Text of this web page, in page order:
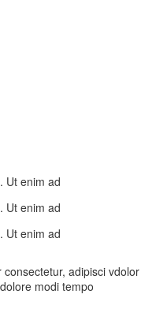
Ut enim ad
Ut enim ad
Ut enim ad
adipisci
modi tempo